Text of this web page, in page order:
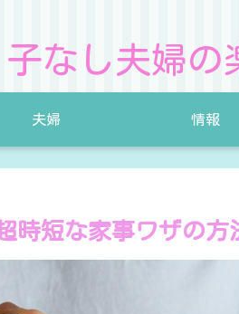
子なし夫婦の
夫婦 情報
時短な家事ワザの方